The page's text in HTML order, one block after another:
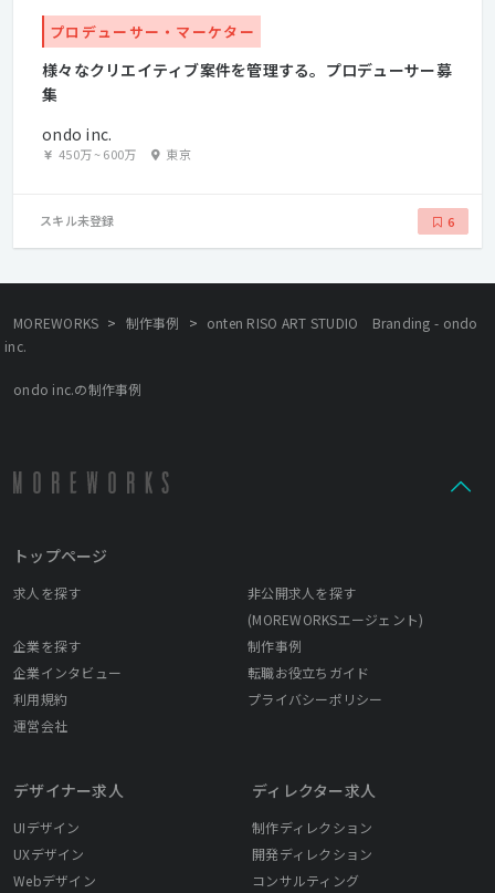
プロデューサー・マーケター
様々なクリエイティブ案件を管理する。プロデューサー募
集
ondo inc.
450万~600万 東京
スキル未登録 6
MOREWORKS > 制作事例 > onten RISO ART STUDIO Branding - ondo
inc.
ondo inc.の制作事例
トップページ
求人を探す
非公開求人を探す
(MOREWORKSエージェント)
企業を探す
制作事例
企業インタビュー
転職お役立ちガイド
利用規約
プライバシーポリシー
運営会社
デザイナー求人
UIデザイン
UXデザイン
Webデザイン
ディレクター求人
制作ディレクション
開発ディレクション
コンサルティング